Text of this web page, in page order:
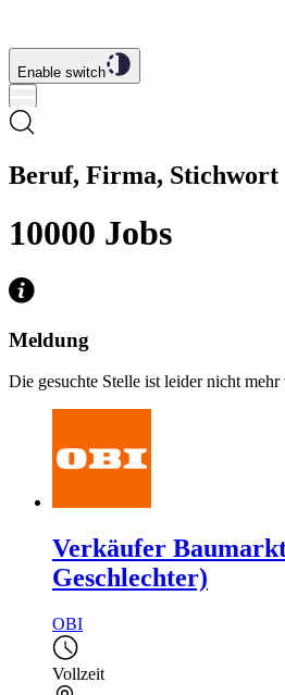
Enable switch
Beruf, Firma, Stichwort
10000 Jobs
Meldung
Die gesuchte Stelle ist leider nicht mehr
Verkäufer
Geschlechter)
OBI
Vollzeit